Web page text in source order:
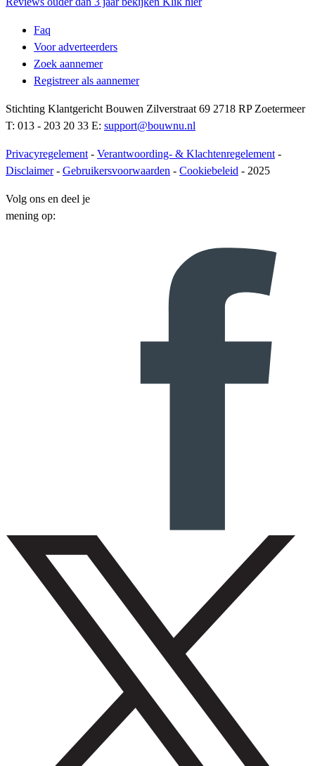
Faq
Voor adverteerders
Zoek aannemer
Registreer als aannemer
Stichting Klantgericht Bouwen Zilverstraat 69 2718 RP Zoetermeer
T: 013 - 203 20 33 E: support@bouwnu.nl
Privacyregelement - Verantwoording- & Klachtenregelement -
Disclaimer- Gebruikersvoorwaarden - Cookiebeleid - 2025
Volg ons en deel je
mening op: